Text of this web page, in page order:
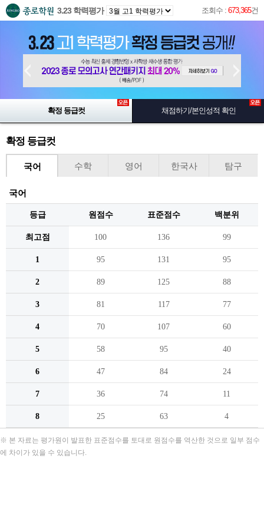
3.23 학력평가 조회수 : 673,365건
확정 등급컷 채점하기/본인성적 확인
확정 등급컷
국어 수학 영어 한국사 탐구
국어
등급 원점수 표준점수 백분위
최고점 100 136 99
1 95 131 95
2 89 125 88
3 81 117 77
4 70 107 60
5 58 95 40
6 47 84 24
7 36 74 11
8 25 63 4
※ 본 자료는 평가원이 발표한 표준점수를 토대로 원점수를 역산한 것으로 일부 점수
에 차이가 있을 수 있습니다.